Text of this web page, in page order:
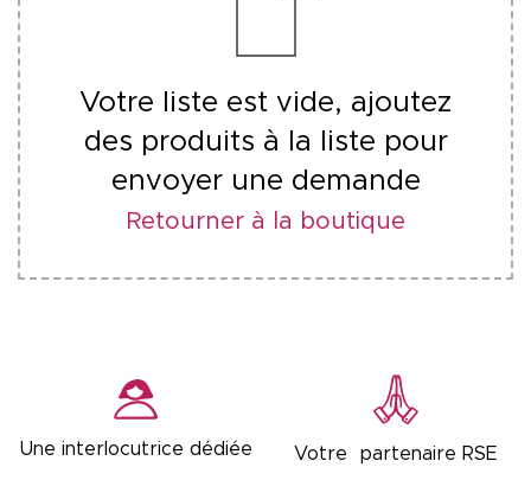
Votre liste est vide, ajoutez
des produits à la liste pour
envoyer une demande
Retourner à la boutique
Une interlocutrice dédiée Votre partenaire RSE